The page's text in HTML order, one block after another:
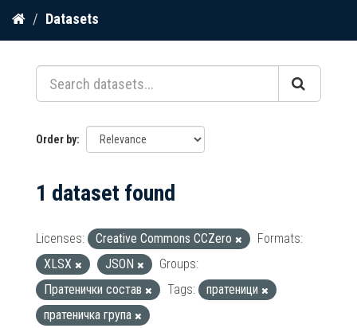
Skip
content
Datasets
Order by
1 dataset found
Licenses: Creative Commons CCZero
Formats:
XLSX
JSON
Groups:
Пратенички состав
Tags:
пратеници
пратеничка група